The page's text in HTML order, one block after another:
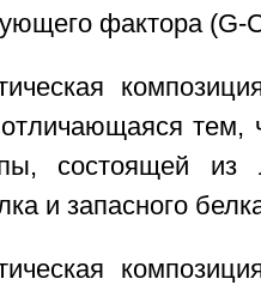
фактора (G-
тем,
состоящей из
и запасного